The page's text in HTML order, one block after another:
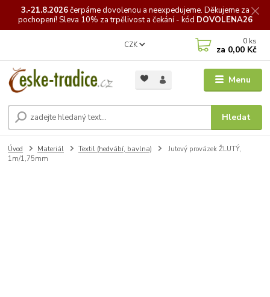
3.-21.8.2026čerpámedovolenou a neexpedujeme. Děkujeme za
pochopení! Sleva 10% za trpělivost a čekání - kód DOVOLENA26
Menu
CZK
Hledat
0 ks
za 0,00 Kč
Úvod Materiál Textil (hedvábí, bavlna)
Jutový provázek ŽLUTÝ,
1m/1,75mm